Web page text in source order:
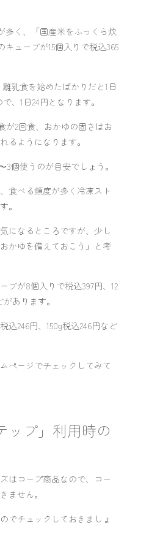
多く、「国産米をふっくら炊
キューブが15個入りで税込365
乳食を始めたばかりだと1日
、1日24円となります。
が2回食、おかゆの固さはお
るようになります。
3個使うのが目安でしょう。
食べる頻度が多く冷凍スト
。
になるところですが、少し
かゆを備えておこう」と考
ブが8個入りで税込397円、12
あります。
込246円、150g税込246円など
ページでチェックしてみて
ップ」利用時の
はコープ商品なので、コー
ません。
でチェックしておきましょ